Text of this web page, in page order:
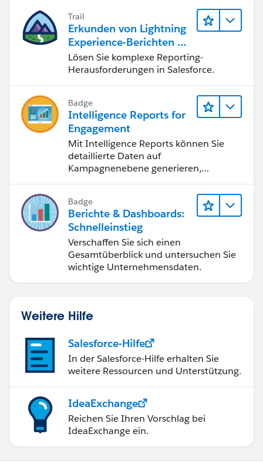
Trail
Erkunden von Lightning
Experience-Berichten & -
Dashboards
Lösen Sie komplexe Reporting-
Herausforderungen in Salesforce.
Badge
Intelligence Reports for
Engagement
Mit Intelligence Reports können Sie
detaillierte Daten auf
Kampagnenebene generieren,
Badge
Berichte & Dashboards:
Schnelleinstieg
Verschaffen Sie sich einen
Gesamtüberblick und untersuchen Sie
wichtige Unternehmensdaten.
Weitere Hilfe
Salesforce-Hilfe
In der Salesforce-Hilfe erhalten Sie
weitere Ressourcen und Unterstützung.
IdeaExchange
Reichen Sie Ihren Vorschlag bei
IdeaExchange ein.